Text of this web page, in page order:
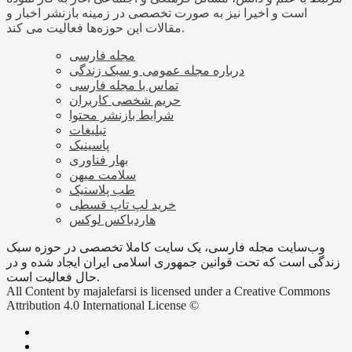
است و اخیرا نیز به صورت تخصصی در زمینه بازنشر اخبار و
مقالات این حوزه‌ها فعالیت می کند.
مجله فارسی
درباره مجله عمومی و سبک زندگی
تماس با مجله فارسی
حریم شخصی کاربران
شرایط بازنشر محتوا
تبلیغات
پاسینیک
بهار فناوری
سلامت میهن
طب پلاستیک
خرید لپ تاپ قسطی
هاردباکس لوکس
وب‌سایت مجله فارسی، یک سایت کاملا تخصصی در حوزه سبک
زندگی است که تحت قوانین جمهوری اسلامی ایران ایجاد شده و در
حال فعالیت است.
All Content by majalefarsi is licensed under a Creative Commons
Attribution 4.0 International License ©️